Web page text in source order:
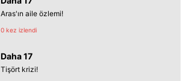
Aras'ın aile özlemi!
0 kez izlendi
Daha 17
Tişört krizi!